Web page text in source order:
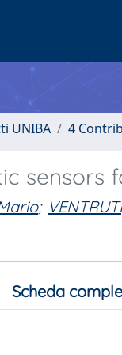
UNIBA 4
sensors
;
Scheda